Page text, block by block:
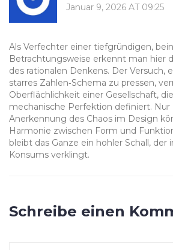
Januar 9, 2026 AT 09:25
Als Verfechter einer tiefgründigen,
Betrachtungsweise erkennt man hier
des rationalen Denkens. Der Versuch,
starres Zahlen‑Schema zu pressen,
Oberflächlichkeit einer Gesellschaft,
mechanische Perfektion definiert. Nur
Anerkennung des Chaos im Design
Harmonie zwischen Form und
bleibt das Ganze ein hohler Schall, der
Konsums verklingt.
Schreibe einen